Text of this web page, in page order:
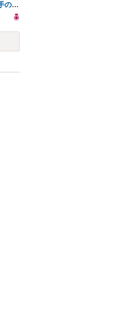
管轄の税務署へお金貸している相手の状況を確認する方法について相談したい